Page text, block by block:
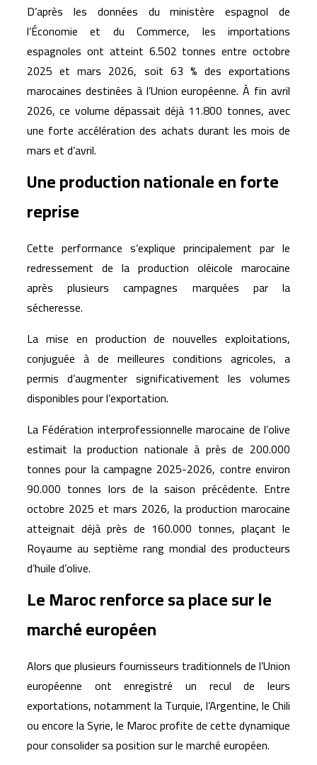
D’après les données du ministère espagnol de
l’Économie et du Commerce, les importations
espagnoles ont atteint 6.502 tonnes entre octobre
2025 et mars 2026, soit 63 % des exportations
marocaines destinées à l’Union européenne. À fin avril
2026, ce volume dépassait déjà 11.800 tonnes, avec
une forte accélération des achats durant les mois de
mars et d’avril.
Une production nationale en forte
reprise
Cette performance s’explique principalement par le
redressement de la production oléicole marocaine
après plusieurs campagnes marquées par la
sécheresse.
La mise en production de nouvelles exploitations,
conjuguée à de meilleures conditions agricoles, a
permis d’augmenter significativement les volumes
disponibles pour l’exportation.
La Fédération interprofessionnelle marocaine de l’olive
estimait la production nationale à près de 200.000
tonnes pour la campagne 2025-2026, contre environ
90.000 tonnes lors de la saison précédente. Entre
octobre 2025 et mars 2026, la production marocaine
atteignait déjà près de 160.000 tonnes, plaçant le
Royaume au septième rang mondial des producteurs
d’huile d’olive.
Le Maroc renforce sa place sur le
marché européen
Alors que plusieurs fournisseurs traditionnels de l’Union
européenne ont enregistré un recul de leurs
exportations, notamment la Turquie, l’Argentine, le Chili
ou encore la Syrie, le Maroc profite de cette dynamique
pour consolider sa position sur le marché européen.